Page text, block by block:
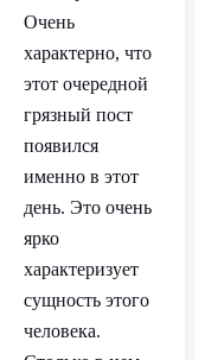
Очень
характерно, что
этот очередной
грязный пост
появился
именно в этот
день. Это очень
ярко
характеризует
сущность этого
человека.